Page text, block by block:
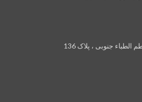
الطباء جنوبی ، پلاک 136